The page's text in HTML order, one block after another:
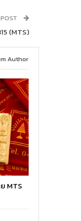
(MTS)
Author
MTS